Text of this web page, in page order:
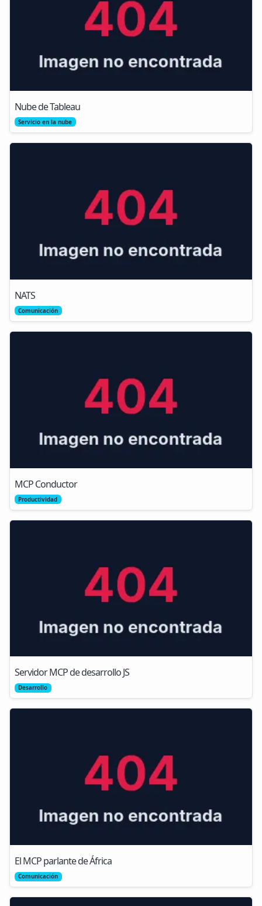
Nube de Tableau
Servicio en la nube
NATS
Comunicación
MCP Conductor
Productividad
Servidor MCP de desarrollo JS
Desarrollo
El MCP parlante de África
Comunicación